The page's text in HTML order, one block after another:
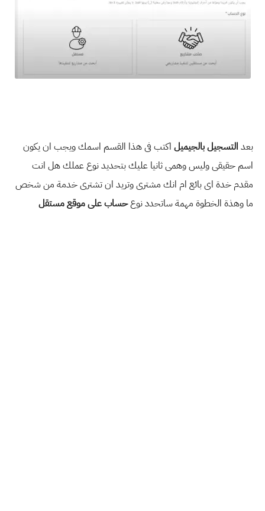
بعد التسجيل بالجيميل اكتب فى هذا القسم اسمك ويجب ان يكون
اسم حقيقى وليس وهمى ثانيا عليك بتحديد نوع عملك هل انت
مقدم خدة اى بائع ام انك مشترى وتريد ان تشترى خدمة من شخص
ما وهذة الخطوة مهمة ساتحدد نوعحساب على موقع مستقل